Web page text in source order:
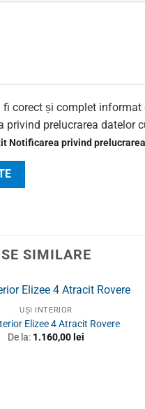
fi corect și complet informat
privind prelucrarea datelor
Notificarea privind
SIMILARE
UȘI INTERIOR
Elizee 4 Atracit Rovere
De la: 1.160,00 lei